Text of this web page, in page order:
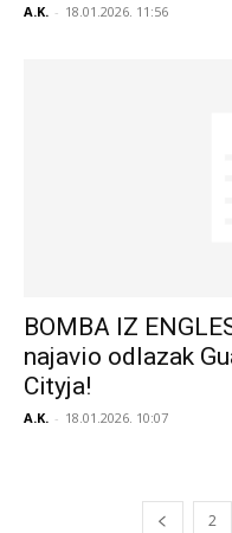
A.K. - 18.01.2026. 11:56
BOMBA IZ
najavio odlazak
Cityja!
A.K. - 18.01.2026. 10:07
2